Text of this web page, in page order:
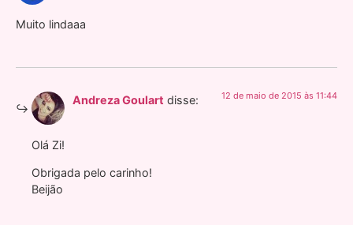
Muito lindaaa
Andreza Goulart disse: 12 de maio de 2015 às 11:44
Olá Zi!
Obrigada pelo carinho!
Beijão